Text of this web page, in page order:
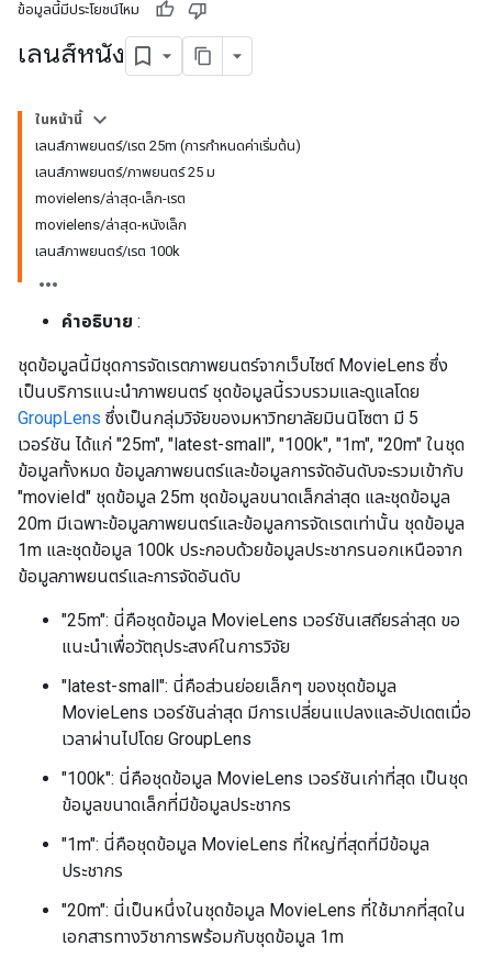
ข้อมูลนี้มีประโยชน์ไหม
เลนส์หนัง
ในหน้านี้
เลนส์ภาพยนตร์/เรต 25m (การกำหนดค่าเริ่มต้น)
เลนส์ภาพยนตร์/ภาพยนตร์ 25 ม
movielens/ล่าสุด-เล็ก-เรต
movielens/ล่าสุด-หนังเล็ก
เลนส์ภาพยนตร์/เรต 100k
คำอธิบาย :
ชุดข้อมูลนี้มีชุดการจัดเรตภาพยนตร์จากเว็บไซต์ MovieLens ซึ่ง
เป็นบริการแนะนำภาพยนตร์ ชุดข้อมูลนี้รวบรวมและดูแลโดย
GroupLens ซึ่งเป็นกลุ่มวิจัยของมหาวิทยาลัยมินนิโซตา มี 5
เวอร์ชัน ได้แก่ "25m", "latest-small", "100k", "1m", "20m" ในชุด
ข้อมูลทั้งหมด ข้อมูลภาพยนตร์และข้อมูลการจัดอันดับจะรวมเข้ากับ
"movieId" ชุดข้อมูล 25m ชุดข้อมูลขนาดเล็กล่าสุด และชุดข้อมูล
20m มีเฉพาะข้อมูลภาพยนตร์และข้อมูลการจัดเรตเท่านั้น ชุดข้อมูล
1m และชุดข้อมูล 100k ประกอบด้วยข้อมูลประชากรนอกเหนือจาก
ข้อมูลภาพยนตร์และการจัดอันดับ
"25m": นี่คือชุดข้อมูล MovieLens เวอร์ชันเสถียรล่าสุด ขอ
แนะนำเพื่อวัตถุประสงค์ในการวิจัย
"latest-small": นี่คือส่วนย่อยเล็กๆ ของชุดข้อมูล
MovieLens เวอร์ชันล่าสุด มีการเปลี่ยนแปลงและอัปเดตเมื่อ
เวลาผ่านไปโดย GroupLens
"100k": นี่คือชุดข้อมูล MovieLens เวอร์ชันเก่าที่สุด เป็นชุด
ข้อมูลขนาดเล็กที่มีข้อมูลประชากร
"1m": นี่คือชุดข้อมูล MovieLens ที่ใหญ่ที่สุดที่มีข้อมูล
ประชากร
"20m": นี่เป็นหนึ่งในชุดข้อมูล MovieLens ที่ใช้มากที่สุดใน
เอกสารทางวิชาการพร้อมกับชุดข้อมูล 1m